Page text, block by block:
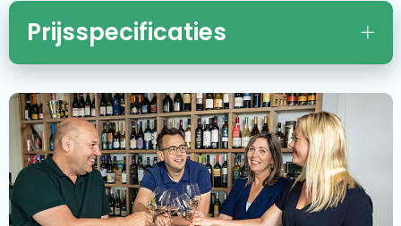
Prijsspecificaties